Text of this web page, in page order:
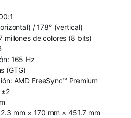
/ 178° (vertical)
millones de colores (8 bits)
165 Hz
(GTG)
AMD FreeSync™ Premium
±2
mm × 170 mm × 451.7 mm